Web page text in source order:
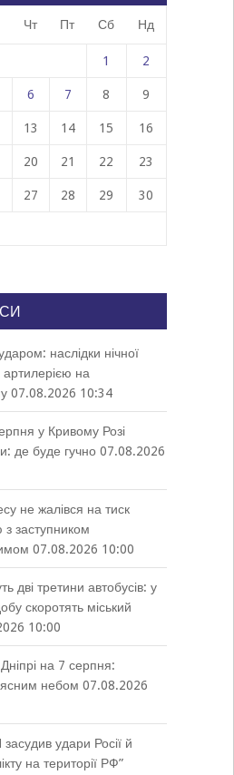
Чт Пт Сб Нд
1 2
6 7 8 9
13 14 15 16
20 21 22 23
27 28 29 30
наслідки нічної
на
07.08.2026 10:34
у Кривому Розі
де буде гучно 07.08.2026
не жалівся на тиск
з заступником
07.08.2026 10:00
дві третини автобусів: у
скоротять міський
10:00
на 7 серпня:
ясним небом 07.08.2026
удари Росії й
на території РФ”